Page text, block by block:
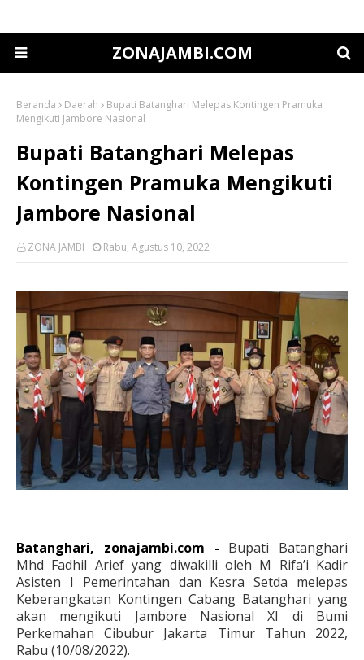
ZONAJAMBI.COM
Beranda Daerah
Bupati Batanghari Melepas Kontingen Pramuka
Mengikuti Jambore Nasional
Bupati Batanghari Melepas
Kontingen Pramuka Mengikuti
Jambore Nasional
ZONA JAMBI Rabu, Agustus 10, 2022
Batanghari, zonajambi.com - Bupati Batanghari
Mhd Fadhil Arief yang diwakilli oleh M Rifa’i Kadir
Asisten I Pemerintahan dan Kesra Setda melepas
Keberangkatan Kontingen Cabang Batanghari yang
akan mengikuti Jambore Nasional XI di Bumi
Perkemahan Cibubur Jakarta Timur Tahun 2022,
Rabu (10/08/2022).